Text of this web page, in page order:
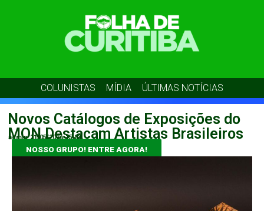
COLUNISTAS MÍDIA ÚLTIMAS NOTÍCIAS
Novos Catálogos de Exposições do
MON Destacam Artistas Brasileiros
admin 21/05/2026 15:03
NOSSO GRUPO! ENTRE AGORA!